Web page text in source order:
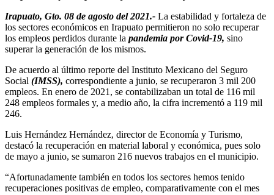
Irapuato, Gto. 08 de agosto del 2021.- La estabilidad y fortaleza de
los sectores económicos en Irapuato permitieron no solo recuperar
los empleos perdidos durante la pandemia por Covid-19, sino
superar la generación de los mismos.
De acuerdo al último reporte del Instituto Mexicano del Seguro
Social (IMSS), correspondiente a junio, se recuperaron 3 mil 200
empleos. En enero de 2021, se contabilizaban un total de 116 mil
248 empleos formales y, a medio año, la cifra incrementó a 119 mil
246.
Luis Hernández Hernández, director de Economía y Turismo,
destacó la recuperación en material laboral y económica, pues solo
de mayo a junio, se sumaron 216 nuevos trabajos en el municipio.
“Afortunadamente también en todos los sectores hemos tenido
recuperaciones positivas de empleo, comparativamente con el mes